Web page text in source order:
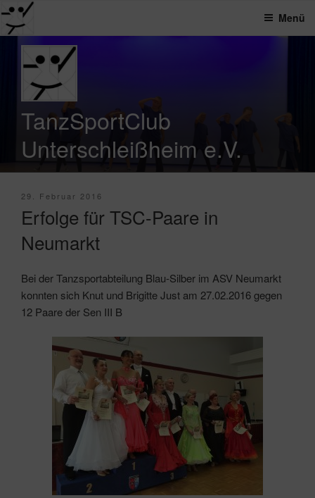
TanzSportClub
Unterschleißheim e.V.
Menü
Veröffentlicht
29. Februar 2016
Erfolge für TSC-Paare in
Neumarkt
Bei der Tanzsportabteilung Blau-Silber im ASV Neumarkt
konnten sich Knut und Brigitte Just am 27.02.2016 gegen
12 Paare der Sen III B